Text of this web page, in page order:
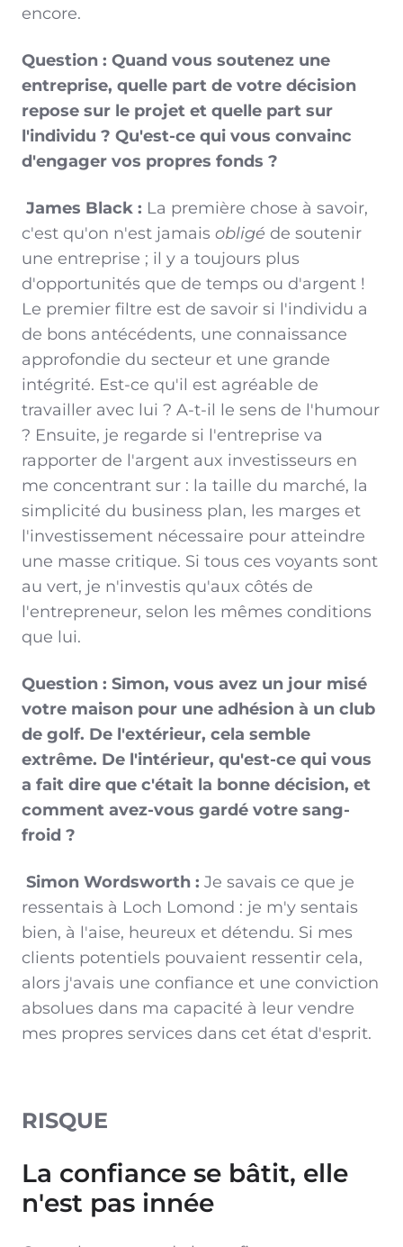
encore.
Question : Quand vous soutenez une
entreprise, quelle part de votre décision
repose sur le projet et quelle part sur
l'individu ? Qu'est-ce qui vous convainc
d'engager vos propres fonds ?
James Black : La première chose à savoir,
c'est qu'on n'est jamais obligé de soutenir
une entreprise ; il y a toujours plus
d'opportunités que de temps ou d'argent !
Le premier filtre est de savoir si l'individu a
de bons antécédents, une connaissance
approfondie du secteur et une grande
intégrité. Est-ce qu'il est agréable de
travailler avec lui ? A-t-il le sens de l'humour
? Ensuite, je regarde si l'entreprise va
rapporter de l'argent aux investisseurs en
me concentrant sur : la taille du marché, la
simplicité du business plan, les marges et
l'investissement nécessaire pour atteindre
une masse critique. Si tous ces voyants sont
au vert, je n'investis qu'aux côtés de
l'entrepreneur, selon les mêmes conditions
que lui.
Question : Simon, vous avez un jour misé
votre maison pour une adhésion à un club
de golf. De l'extérieur, cela semble
extrême. De l'intérieur, qu'est-ce qui vous
a fait dire que c'était la bonne décision, et
comment avez-vous gardé votre sang-
froid ?
Simon Wordsworth : Je savais ce que je
ressentais à Loch Lomond : je m'y sentais
bien, à l'aise, heureux et détendu. Si mes
clients potentiels pouvaient ressentir cela,
alors j'avais une confiance et une conviction
absolues dans ma capacité à leur vendre
mes propres services dans cet état d'esprit.
RISQUE
La confiance se bâtit, elle
n'est pas innée